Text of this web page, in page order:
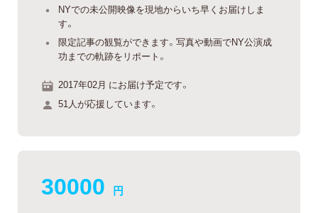
NYでの未公開映像を現地からいち早くお届けしま
す。
限定記事の観覧ができます。写真や動画でNY公演成
功までの軌跡をリポート。
2017年02月 にお届け予定です。
51人が応援しています。
30000 円